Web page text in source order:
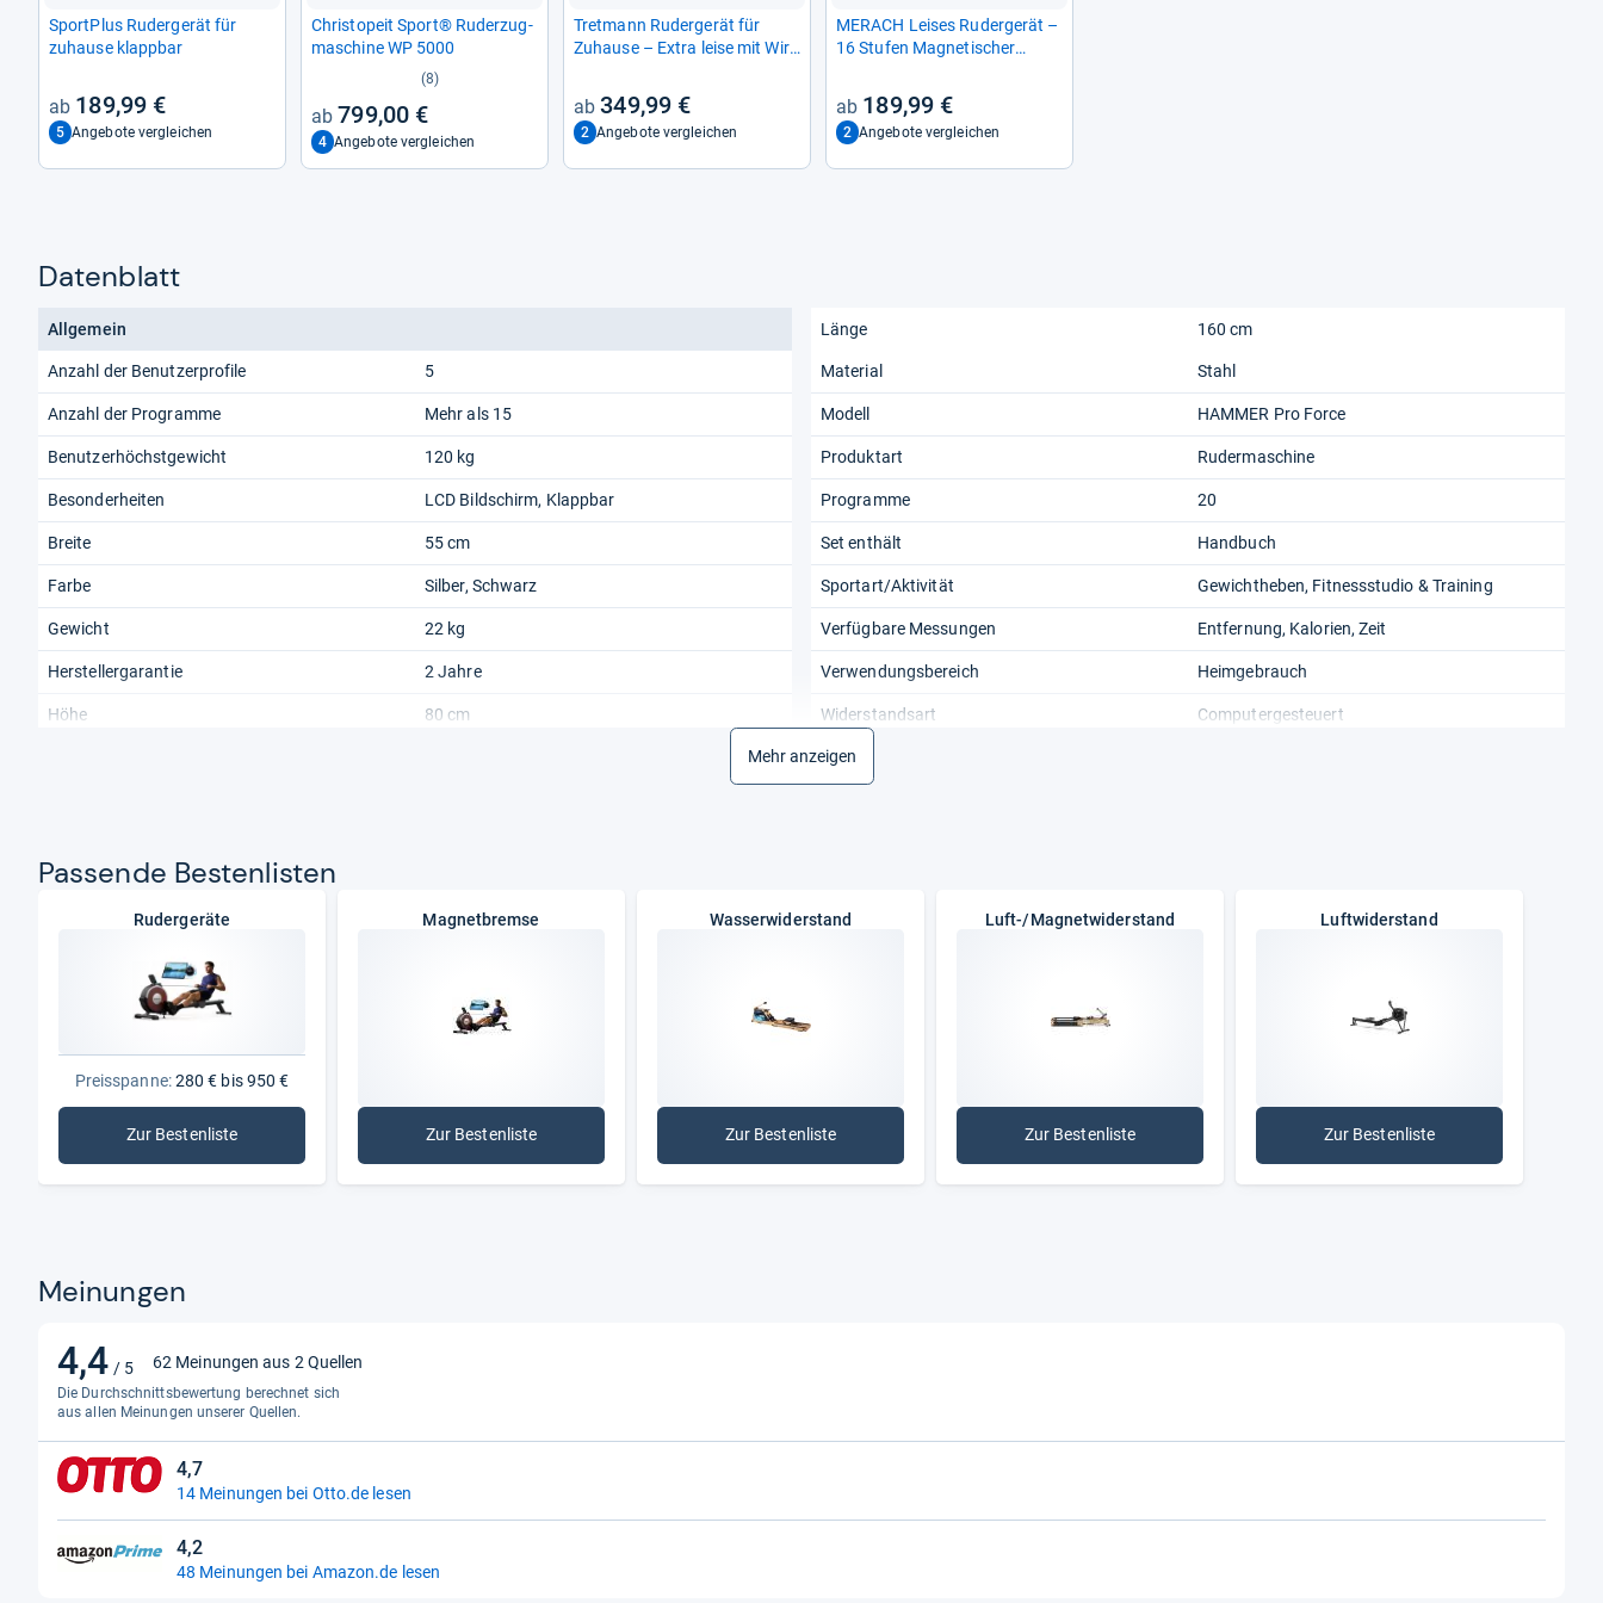
Sport­Plus Ruder­ge­rät für
zuhause klapp­bar
189,99 €
5 Angebote vergleichen
Christ­o­peit Sport® Ruder­zug­
ma­schine WP 5000
(8)
799,00 €
4 Angebote vergleichen
Tret­mann Ruder­ge­rät für
Zuhause – Extra leise mit Wir­
349,99 €
2 Angebote vergleichen
MER­ACH Lei­ses Ruder­ge­rät –
16 Stu­fen Magne­ti­scher
ning189,99 €
2 Angebote vergleichen
Datenblatt
Allgemein
Anzahl der Benutzerprofile 5
Anzahl der Programme Mehr als 15
Benutzerhöchstgewicht 120 kg
Besonderheiten LCD Bildschirm, Klappbar
Breite 55 cm
Farbe Silber, Schwarz
Gewicht 22 kg
Herstellergarantie 2 Jahre
Höhe 80 cm
Länge 160 cm
Material Stahl
Modell HAMMER Pro Force
Produktart Rudermaschine
Programme 20
Set enthält Handbuch
Sportart/Aktivität Gewichtheben, Fitnessstudio & Training
Verfügbare Messungen Entfernung, Kalorien, Zeit
Verwendungsbereich Heimgebrauch
Widerstandsart Computergesteuert
Mehr anzeigen
Pas­sende Bes­ten­lis­ten
Rudergeräte
Preisspanne:280 € bis 950 €
Zur Bestenliste
: Rudergeräte
Magnetbremse
Zur Bestenliste: Magnetbremse
Wasserwiderstand
Zur Bestenliste: Wasserwiderstand
Luft-/Magnetwiderstand
Zur Bestenliste: Luft-/Magnetwiderstand
Luftwiderstand
Zur Bestenliste: Luftwiderstand
Meinungen
4,4 / 5
4,4
von
5
Sternen
62 Meinungen aus 2 Quellen
Die Durchschnittsbewertung berechnet sich
aus allen Meinungen unserer Quellen.
4,7
4,7
von
Sternen
14 Meinungen bei Otto.de lesen
4,2
4,2
von
48 Meinungen bei Amazon.de lesen